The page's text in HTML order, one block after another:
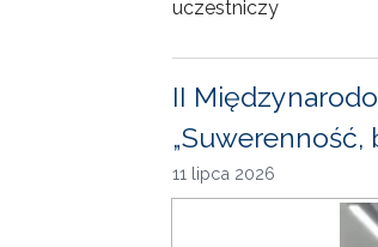
uczestniczy
II
11 lipca 2026